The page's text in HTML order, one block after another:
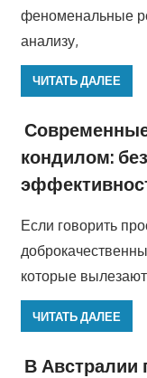
феноменальные
анализу,
ЧИТАТЬ ДАЛЕЕ
кондилом:
Если говорить
которые
ЧИТАТЬ ДАЛЕЕ
В Австралии